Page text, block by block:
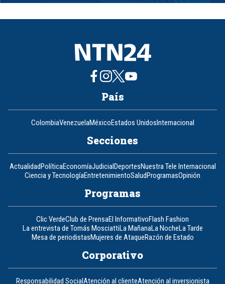
8
País
ColombiaVenezuelaMéxicoEstados UnidosInternacional
Secciones
ActualidadPolíticaEconomíaJudicialDeportesNuestra Tele Internacional
Ciencia y TecnologíaEntretenimientoSaludProgramasOpinión
Programas
Clic VerdeClub de PrensaEl InformativoFlash Fashion
La entrevista de Tomás MosciattiLa MañanaLa NocheLa Tarde
Mesa de periodistasMujeres de AtaqueRazón de Estado
Corporativo
Responsabilidad SocialAtención al clienteAtención al inversionista